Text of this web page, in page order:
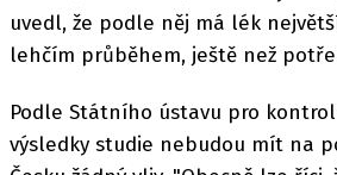
uvedl, že podle něj má lék
lehčím průběhem, ještě než
Podle Státního ústavu pro
výsledky studie nebudou mít na